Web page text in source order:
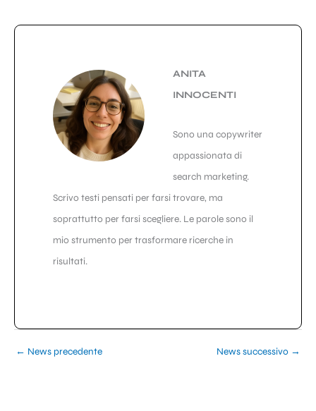
ANITA
INNOCENTI
Sono una copywriter
appassionata di
search marketing.
Scrivo testi pensati per farsi trovare, ma
soprattutto per farsi scegliere. Le parole sono il
mio strumento per trasformare ricerche in
risultati.
← News precedente News successivo →